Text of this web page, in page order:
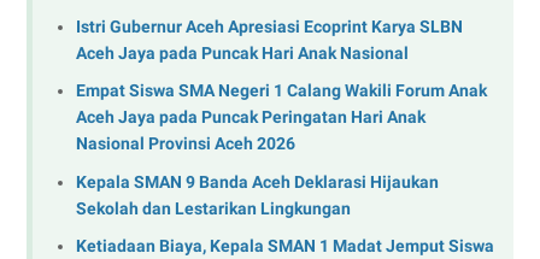
Istri Gubernur Aceh Apresiasi Ecoprint Karya SLBN
Aceh Jaya pada Puncak Hari Anak Nasional
Empat Siswa SMA Negeri 1 Calang Wakili Forum Anak
Aceh Jaya pada Puncak Peringatan Hari Anak
Nasional Provinsi Aceh 2026
Kepala SMAN 9 Banda Aceh Deklarasi Hijaukan
Sekolah dan Lestarikan Lingkungan
Ketiadaan Biaya, Kepala SMAN 1 Madat Jemput Siswa